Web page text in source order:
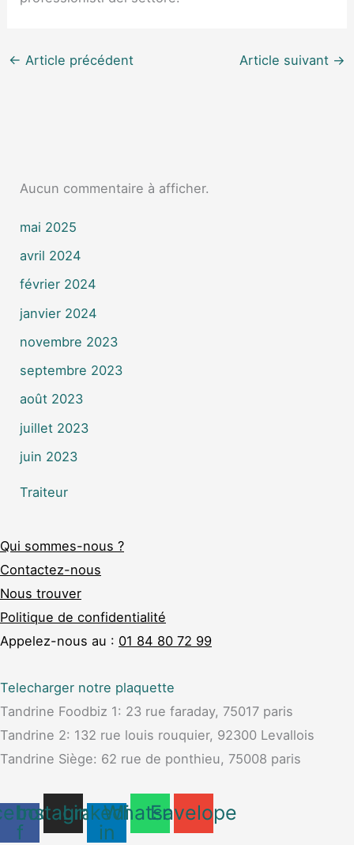
← Article précédent Article suivant →
Aucun commentaire à afficher.
mai 2025
avril 2024
février 2024
janvier 2024
novembre 2023
septembre 2023
août 2023
juillet 2023
juin 2023
Traiteur
Qui sommes-nous ?
Contactez-nous
Nous trouver
Politique de confidentialité
Appelez-nous au : 01 84 80 72 99
Telecharger notre plaquette
Tandrine Foodbiz 1: 23 rue faraday, 75017 paris
Tandrine 2: 132 rue louis rouquier, 92300 Levallois
Tandrine Siège: 62 rue de ponthieu, 75008 paris
f
Instagram
Linkedin-
in
Whatsapp
Envelope